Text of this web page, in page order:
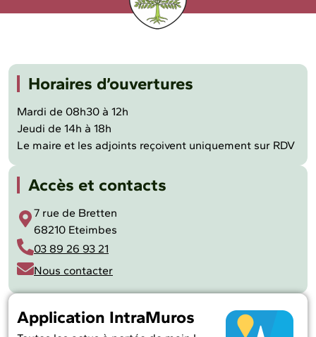
Horaires d’ouvertures
Mardi de 08h30 à 12h
Jeudi de 14h à 18h
Le maire et les adjoints reçoivent uniquement sur RDV
Accès et contacts
7 rue de Bretten
68210 Eteimbes
03 89 26 93 21
Nous contacter
Application IntraMuros